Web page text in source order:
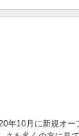
年10月に新規オ